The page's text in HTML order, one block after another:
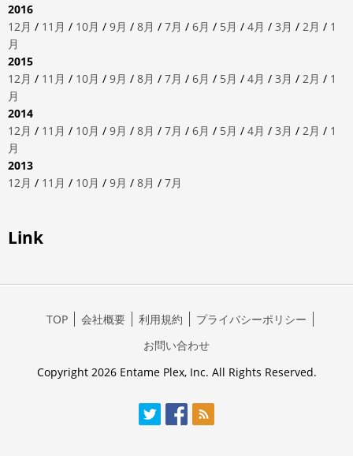
2016
12月 / 11月 / 10月 / 9月 / 8月 / 7月 / 6月 / 5月 / 4月 / 3月 / 2月 / 1
月
2015
12月 / 11月 / 10月 / 9月 / 8月 / 7月 / 6月 / 5月 / 4月 / 3月 / 2月 / 1
月
2014
12月 / 11月 / 10月 / 9月 / 8月 / 7月 / 6月 / 5月 / 4月 / 3月 / 2月 / 1
月
2013
12月 / 11月 / 10月 / 9月 / 8月 / 7月
Link
TOP 会社概要 利用規約
プライバシーポリシー
お問い合わせ
Copyright 2026 Entame Plex, Inc. All Rights Reserved.